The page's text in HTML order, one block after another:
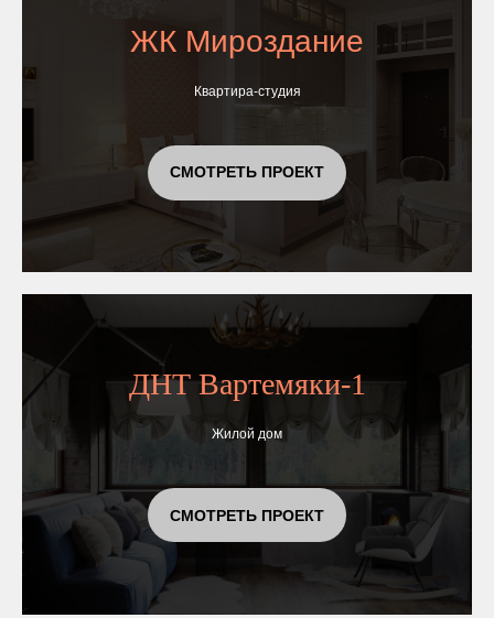
ЖК Мироздание
Квартира-студия
СМОТРЕТЬ ПРОЕКТ
ДНТ Вартемяки-1
Жилой дом
СМОТРЕТЬ ПРОЕКТ